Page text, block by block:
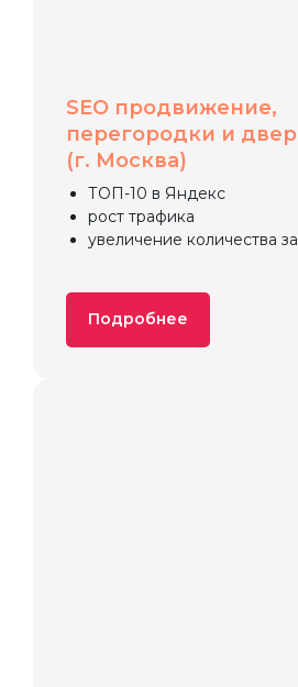
SEO продвижение,
перегородки и
(г. Москва)
ТОП-10 в Яндекс
рост трафика
увеличение количества
Подробнее